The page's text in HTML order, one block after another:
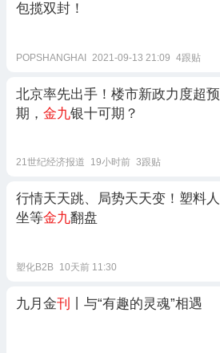
包揽双封！
POPSHANGHAI 2021-09-13 21:09 4跟贴
北京率先出手！楼市新政力度超预
期， 金九银十可期？
21世纪经济报道 19小时前 3跟贴
行情天天跳、局势天天变！塑料人
坐等金九翻盘
塑化B2B 10天前 11:30
九月金刊 丨与“有趣的灵魂”相遇